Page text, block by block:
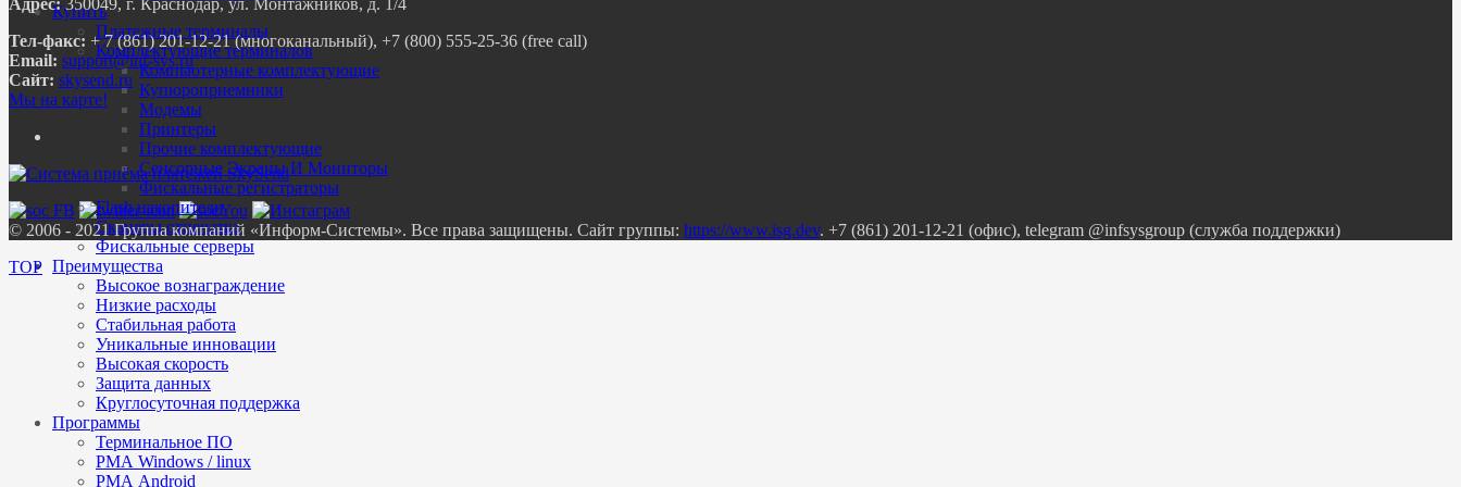
Купить
Платежные терминалы
Комплектующие терминалов
Компьютерные комплектующие
Купюроприемники
Модемы
Принтеры
Прочие комплектующие
Сенсорные Экраны И Мониторы
Фискальные регистраторы
Flash накопители
Сканеры отпечатка
Фискальные серверы
Преимущества
Высокое вознаграждение
Низкие расходы
Стабильная работа
Уникальные инновации
Высокая скорость
Защита данных
Круглосуточная поддержка
Программы
Терминальное ПО
РМА Windows / linux
РМА Android
Тел-факс: + 7 (861) 201-12-21 (многоканальный), +7 (800) 555-25-36 (free call)
Email:
Сайт: skysend.ru
Мы на карте!
© 2006 - 2021 Группа компаний «Информ-Системы». Все права защищены. Сайт группы: https://www.isg.dev. +7 (861) 201-12-21 (офис), telegram @infsysgroup (служба поддержки)
TOP